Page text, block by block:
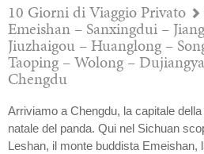
10 Giorni di Viaggio Privato
Emeishan – Sanxingdui –
Jiuzhaigou – Huanglong –
Taoping – Wolong –
Chengdu
Arriviamo a Chengdu, la capitale
natale del panda. Qui nel Sichuan
Leshan, il monte buddista Emeishan,